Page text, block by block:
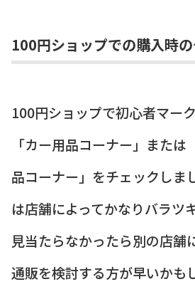
100円ショップでの購入時
100円ショップで初心者マー
「カー用品コーナー」または
品コーナー」をチェックしま
は店舗によってかなりバラツ
見当たらなかったら別の店舗
通販を検討する方が早いかも